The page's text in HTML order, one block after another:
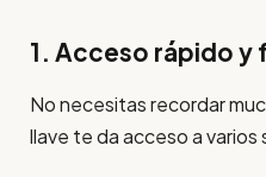
1. Acceso rápido y
No necesitas recordar
llave te da acceso a varios